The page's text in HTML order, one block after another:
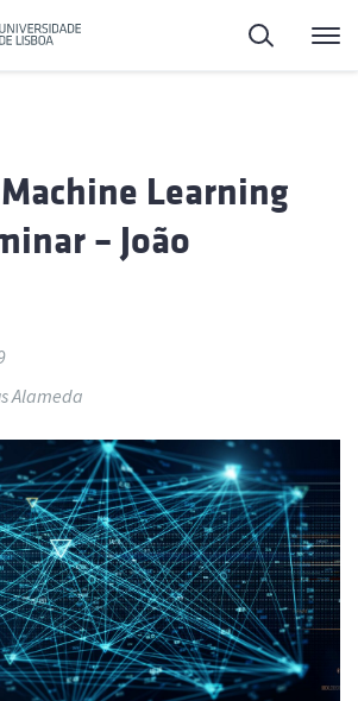
Pesquisa
Learning
– João
Alameda